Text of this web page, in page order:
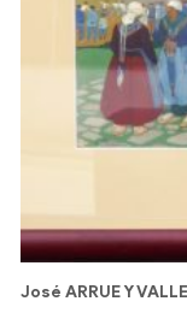
José ARRUE Y